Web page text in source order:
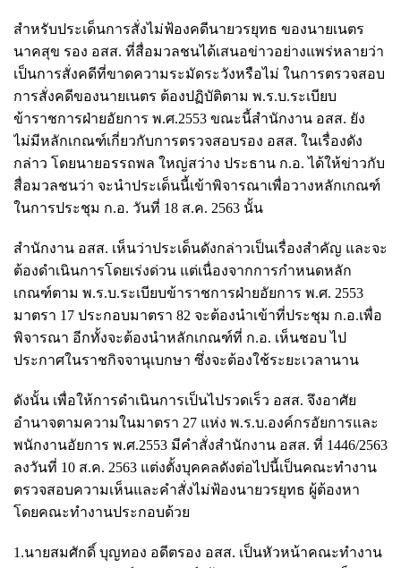
สำหรับประเด็นการสั่งไม่ฟ้องคดีนายวรยุทธ ของนายเนตร
นาคสุข รอง อสส. ที่สื่อมวลชนได้เสนอข่าวอย่างแพร่หลายว่า
เป็นการสั่งคดีที่ขาดความระมัดระวังหรือไม่ ในการตรวจสอบ
การสั่งคดีของนายเนตร ต้องปฏิบัติตาม พ.ร.บ.ระเบียบ
ข้าราชการฝ่ายอัยการ พ.ศ.2553 ขณะนี้สำนักงาน อสส. ยัง
ไม่มีหลักเกณฑ์เกี่ยวกับการตรวจสอบรอง อสส. ในเรื่องดัง
กล่าว โดยนายอรรถพล ใหญ่สว่าง ประธาน ก.อ. ได้ให้ข่าวกับ
สื่อมวลชนว่า จะนำประเด็นนี้เข้าพิจารณาเพื่อวางหลักเกณฑ์
ในการประชุม ก.อ. วันที่ 18 ส.ค. 2563 นั้น
สำนักงาน อสส. เห็นว่าประเด็นดังกล่าวเป็นเรื่องสำคัญ และจะ
ต้องดำเนินการโดยเร่งด่วน แต่เนื่องจากการกำหนดหลัก
เกณฑ์ตาม พ.ร.บ.ระเบียบข้าราชการฝ่ายอัยการ พ.ศ. 2553
มาตรา 17 ประกอบมาตรา 82 จะต้องนำเข้าที่ประชุม ก.อ.เพื่อ
พิจารณา อีกทั้งจะต้องนำหลักเกณฑ์ที่ ก.อ. เห็นชอบ ไป
ประกาศในราชกิจจานุเบกษา ซึ่งจะต้องใช้ระยะเวลานาน
ดังนั้น เพื่อให้การดำเนินการเป็นไปรวดเร็ว อสส. จึงอาศัย
อำนาจตามความในมาตรา 27 แห่ง พ.ร.บ.องค์กรอัยการและ
พนักงานอัยการ พ.ศ.2553 มีคำสั่งสำนักงาน อสส. ที่ 1446/2563
ลงวันที่ 10 ส.ค. 2563 แต่งตั้งบุคคลดังต่อไปนี้เป็นคณะทำงาน
ตรวจสอบความเห็นและคำสั่งไม่ฟ้องนายวรยุทธ ผู้ต้องหา
โดยคณะทำงานประกอบด้วย
1.นายสมศักดิ์ บุญทอง อดีตรอง อสส. เป็นหัวหน้าคณะทำงาน